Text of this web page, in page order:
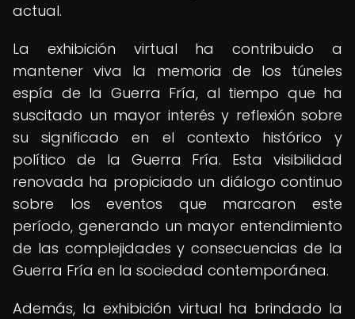
actual.
La exhibición virtual ha contribuido a
mantener viva la memoria de los túneles
espía de la Guerra Fría, al tiempo que ha
suscitado un mayor interés y reflexión sobre
su significado en el contexto histórico y
político de la Guerra Fría. Esta visibilidad
renovada ha propiciado un diálogo continuo
sobre los eventos que marcaron este
período, generando un mayor entendimiento
de las complejidades y consecuencias de la
Guerra Fría en la sociedad contemporánea.
Además, la exhibición virtual ha brindado la